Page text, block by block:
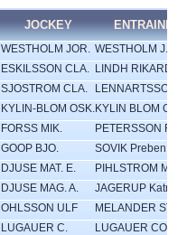
JOCKEY
WESTHOLM JOR. WESTHOLM J.
ESKILSSON CLA. LINDH RIKARD
SJOSTROM CLA.
LENNARTSSON
KYLIN-BLOM OSK.KYLIN BLOM
FORSS MIK.
PETERSSON
GOOP BJO.
SOVIK Preben
DJUSE MAT. E.
PIHLSTROM
DJUSE MAG. A.
JAGERUP Katrin
OHLSSON ULF
MELANDER
LUGAUER C. LUGAUER